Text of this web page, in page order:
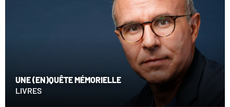
UNE (EN)QUÊTE MÉMORIELLE
LIVRES